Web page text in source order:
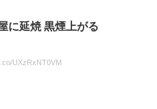
に延焼 黒煙上がる
UXzRxNT0VM